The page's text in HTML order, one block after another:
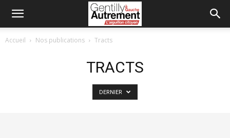
Accueil Nos publications Tracts
TRACTS
DERNIER